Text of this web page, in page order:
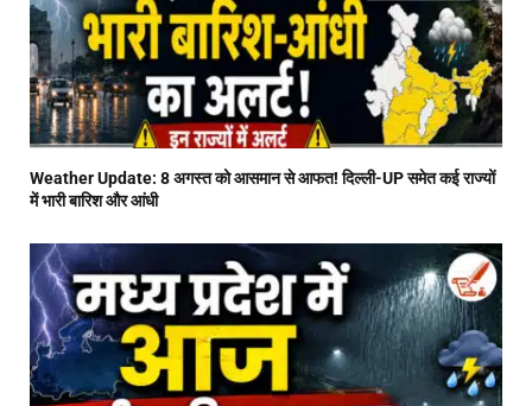
Weather Update: 8 अगस्त को आसमान से आफत! दिल्ली-UP समेत कई राज्यों
में भारी बारिश और आंधी